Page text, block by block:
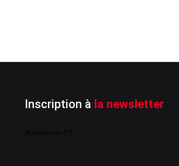
Inscription à la newsletter